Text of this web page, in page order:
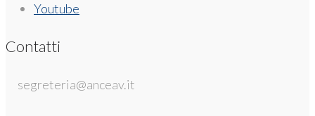
Youtube
Contatti
segreteria@anceav.it